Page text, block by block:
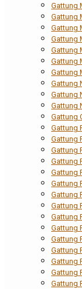
Gattung
Gattung
Gattung
Gattung
Gattung
Gattung
Gattung
Gattung
Gattung
Gattung
Gattung
Gattung
Gattung
Gattung
Gattung
Gattung
Gattung
Gattung
Gattung
Gattung
Gattung
Gattung
Gattung
Gattung
Gattung
Gattung